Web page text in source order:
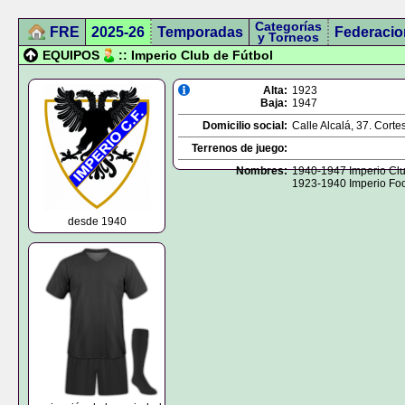
FRE 2025-26 Temporadas Categorías
y Torneos
EQUIPOS :: Imperio Club de Fútbol
desde 1940
Alta: 1923
Baja: 1947
Domicilio social: Calle Alcalá, 37.
Terrenos de juego:
Nombres: 1940-1947 Imperio
1923-1940 Imperio